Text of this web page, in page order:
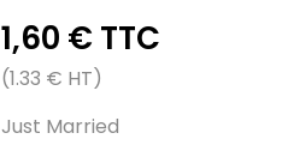
1,60 € TTC
(1.33 € HT)
Just Married